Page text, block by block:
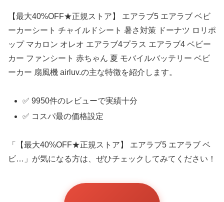
【最大40%OFF★正規ストア】 エアラブ5 エアラブ ベビ
ーカーシート チャイルドシート 暑さ対策 ドーナツ ロリポ
ップ マカロン オレオ エアラブ4プラス エアラブ4 ベビー
カー ファンシート 赤ちゃん 夏 モバイルバッテリー ベビ
ーカー 扇風機 airluv.の主な特徴を紹介します。
✅ 9950件のレビューで実績十分
✅ コスパ最の価格設定
「【最大40%OFF★正規ストア】 エアラブ5 エアラブ ベ
ビ…」が気になる方は、ぜひチェックしてみてください！